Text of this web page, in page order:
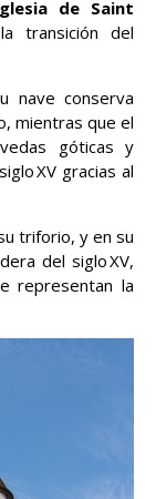
de Saint
transición del
nave conserva
mientras que el
góticas y
XV gracias al
triforio, y en su
del siglo XV,
representan la